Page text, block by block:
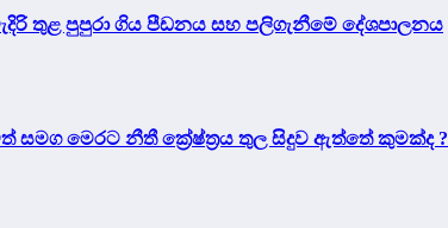
තුළ පුපුරා ගිය පීඩනය සහ පලිගැනීමේ දේශපාලනය
මෙරට නීතී ක්‍රේෂ්ත්‍රය තුල සිදුව ඇත්තේ කුමක්ද ?